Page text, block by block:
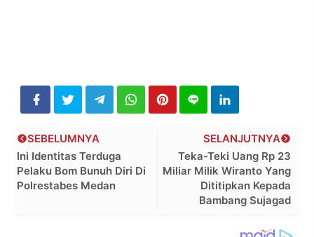
SELANJUTNYA
Teka-Teki Uang Rp 23
Miliar Milik Wiranto Yang
Dititipkan Kepada
Bambang Sujagad
SEBELUMNYA
Ini Identitas Terduga
Pelaku Bom Bunuh Diri Di
Polrestabes Medan